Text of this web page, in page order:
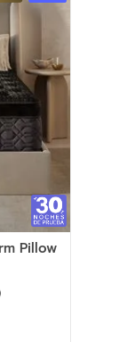
Pillow